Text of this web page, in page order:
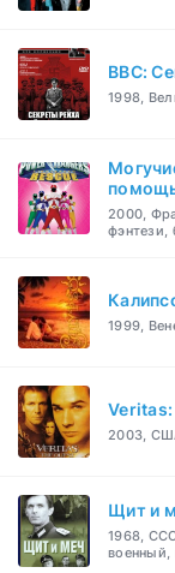
BBC:
1998,
2000,
фэнтези,
1999,
Veritas:
2003,
Щит и
1968,
военный,